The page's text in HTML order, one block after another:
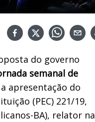
do governo
semanal de
apresentação do
(PEC) 221/19,
BA), relator na